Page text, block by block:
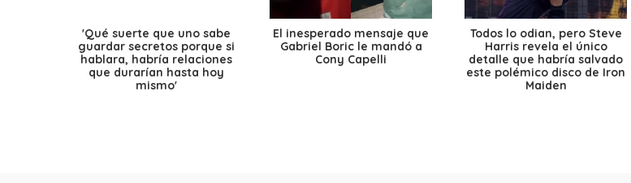
'Qué suerte que uno sabe
guardar secretos porque si
hablara, habría relaciones
que durarían hasta hoy
mismo'
El inesperado mensaje que
Gabriel Boric le mandó a
Cony Capelli
Todos lo odian, pero Steve
Harris revela el único
detalle que habría salvado
este polémico disco de Iron
Maiden